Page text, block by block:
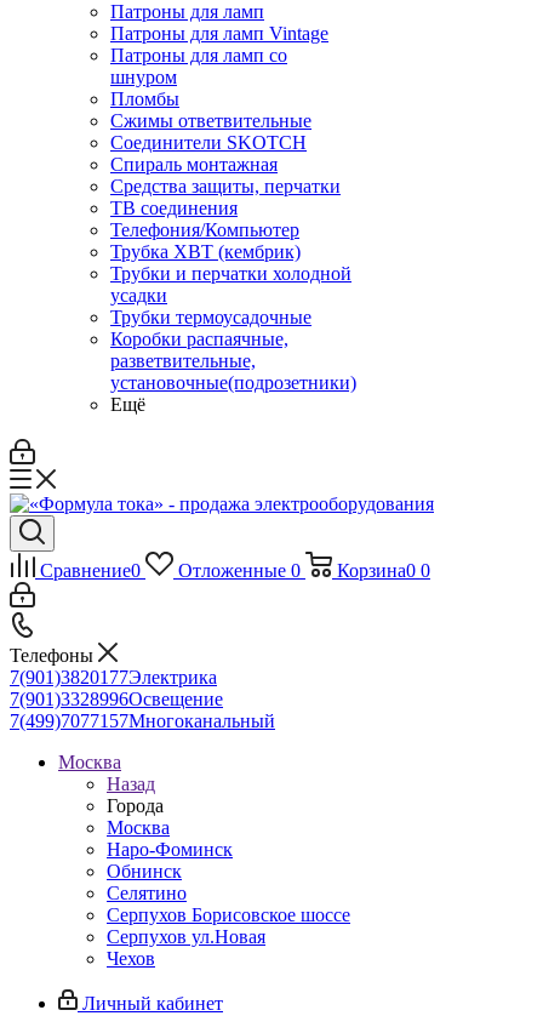
Патроны для ламп
Патроны для ламп Vintage
Патроны для ламп со
шнуром
Пломбы
Сжимы ответвительные
Соединители SKOTCH
Спираль монтажная
Средства защиты, перчатки
ТВ соединения
Телефония/Компьютер
Трубка ХВТ (кембрик)
Трубки и перчатки холодной
усадки
Трубки термоусадочные
Коробки распаячные,
разветвительные,
установочные(подрозетники)
Ещё
Сравнение0 Отложенные 0 Корзина0 0
Телефоны
7(901)3820177Электрика
7(901)3328996Освещение
7(499)7077157Многоканальный
Москва
Назад
Города
Москва
Наро-Фоминск
Обнинск
Селятино
Серпухов Борисовское шоссе
Серпухов ул.Новая
Чехов
Личный кабинет